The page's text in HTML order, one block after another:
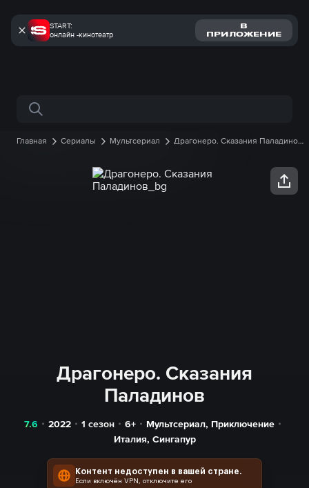
START:
онлайн -кинотеатр
В
ПРИЛОЖЕНИЕ
Поиск по сайту
Главная Сериалы Мультсериал
Драгонеро. Сказания Паладинов
Драгонеро. Сказания
Паладинов
7.6 2022 1 сезон 6+ Мультсериал, Приключение
Италия, Сингапур
Контент недоступен в вашей стране.
Если включён VPN, отключите его